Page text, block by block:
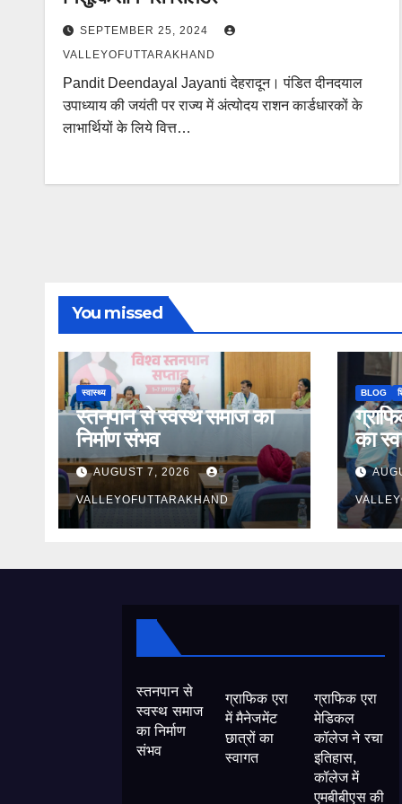
SEPTEMBER 25, 2024
VALLEYOFUTTARAKHAND
Pandit Deendayal Jayanti देहरादून। पंडित दीनदयाल
उपाध्याय की जयंती पर राज्य में अंत्योदय राशन कार्डधारकों के
लाभार्थियों के लिये वित्त…
You missed
स्वास्थ्य
स्तनपान से स्वस्थ समाज का
निर्माण संभव
AUGUST 7, 2026
VALLEYOFUTTARAKHAND
BLOG
का
स्तनपान से
स्वस्थ समाज
का निर्माण
संभव
ग्राफिक एरा
में मैनेजमेंट
छात्रों का
स्वागत
ग्राफिक एरा
मेडिकल
कॉलेज ने रचा
इतिहास,
कॉलेज में
एमबीबीएस की